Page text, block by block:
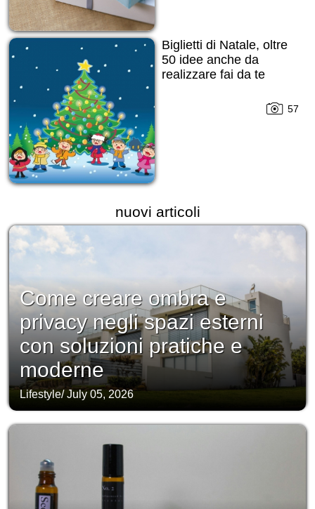
Biglietti di Natale, oltre
50 idee anche da
realizzare fai da te
57
nuovi articoli
Come creare ombra e
privacy negli spazi esterni
con soluzioni pratiche e
moderne
Lifestyle/July 05, 2026